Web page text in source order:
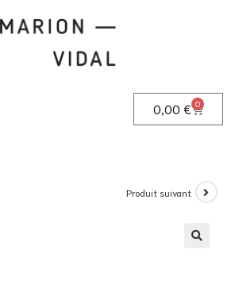
0,00 € 0
Produit suivant